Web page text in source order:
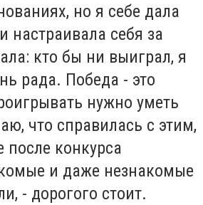
но я себе дала
настраивала себя за
кто бы ни выиграл, я
рада. Победа - это
нужно уметь
что справилась с этим,
после конкурса
и даже незнакомые
- дорогого стоит.